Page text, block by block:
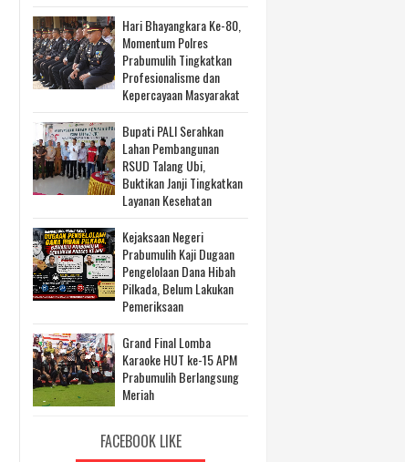
Hari Bhayangkara Ke-80,
Momentum Polres
Prabumulih Tingkatkan
Profesionalisme dan
Kepercayaan Masyarakat
Bupati PALI Serahkan
Lahan Pembangunan
RSUD Talang Ubi,
Buktikan Janji Tingkatkan
Layanan Kesehatan
Kejaksaan Negeri
Prabumulih Kaji Dugaan
Pengelolaan Dana Hibah
Pilkada, Belum Lakukan
Pemeriksaan
Grand Final Lomba
Karaoke HUT ke-15 APM
Prabumulih Berlangsung
Meriah
FACEBOOK LIKE